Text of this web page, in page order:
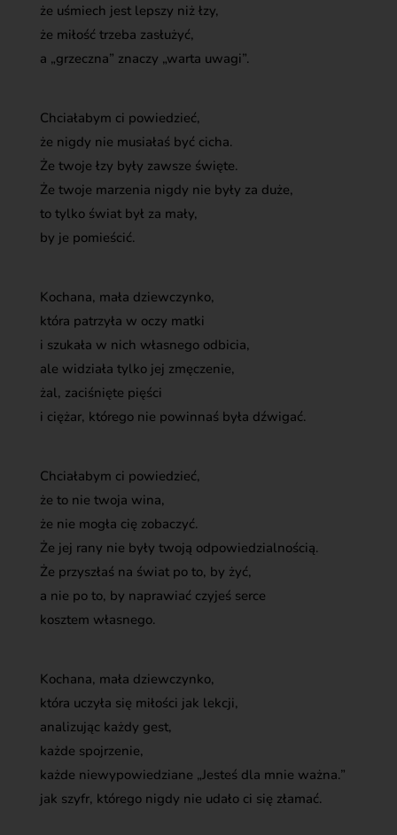
że uśmiech jest lepszy niż łzy,
że miłość trzeba zasłużyć,
a „grzeczna” znaczy „warta uwagi”.
Chciałabym ci powiedzieć,
że nigdy nie musiałaś być cicha.
Że twoje łzy były zawsze święte.
Że twoje marzenia nigdy nie były za duże,
to tylko świat był za mały,
by je pomieścić.
Kochana, mała dziewczynko,
która patrzyła w oczy matki
i szukała w nich własnego odbicia,
ale widziała tylko jej zmęczenie,
żal, zaciśnięte pięści
i ciężar, którego nie powinnaś była dźwigać.
Chciałabym ci powiedzieć,
że to nie twoja wina,
że nie mogła cię zobaczyć.
Że jej rany nie były twoją odpowiedzialnością.
Że przyszłaś na świat po to, by żyć,
a nie po to, by naprawiać czyjeś serce
kosztem własnego.
Kochana, mała dziewczynko,
która uczyła się miłości jak lekcji,
analizując każdy gest,
każde spojrzenie,
każde niewypowiedziane „Jesteś dla mnie ważna.”
jak szyfr, którego nigdy nie udało ci się złamać.